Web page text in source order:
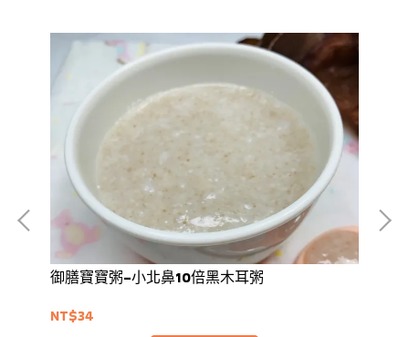
御膳寶寶粥-小北鼻10倍黑木耳粥
NT$34